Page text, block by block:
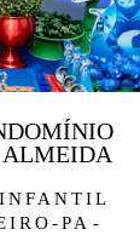
PA
ALMEIDA